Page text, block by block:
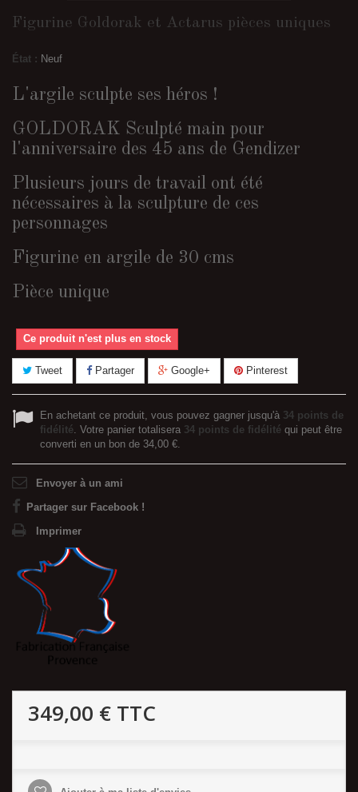
Figurine Goldorak et Actarus pièces uniques
État : Neuf
L'argile sculpte ses héros !
GOLDORAK Sculpté main pour
l'anniversaire des 45 ans de Gendizer
Plusieurs jours de travail ont été
nécessaires à la sculpture de ces
personnages
Figurine en argile de 30 cms
Pièce unique
Ce produit n'est plus en stock
Tweet Partager Google+ Pinterest
En achetant ce produit, vous pouvez gagner jusqu'à 34 points de
fidélité. Votre panier totalisera 34 points de fidélité qui peut être
converti en un bon de 34,00 €.
Envoyer à un ami
Partager sur Facebook !
Imprimer
349,00 € TTC